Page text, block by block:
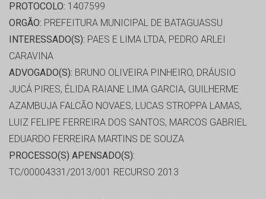
PROTOCOLO: 1407599
ORGÃO: PREFEITURA MUNICIPAL DE BATAGUASSU
INTERESSADO(S): PAES E LIMA LTDA, PEDRO ARLEI
CARAVINA
ADVOGADO(S): BRUNO OLIVEIRA PINHEIRO, DRÁUSIO
JUCÁ PIRES, ÉLIDA RAIANE LIMA GARCIA, GUILHERME
AZAMBUJA FALCÃO NOVAES, LUCAS STROPPA LAMAS,
LUIZ FELIPE FERREIRA DOS SANTOS, MARCOS GABRIEL
EDUARDO FERREIRA MARTINS DE SOUZA
PROCESSO(S) APENSADO(S):
TC/00004331/2013/001 RECURSO 2013